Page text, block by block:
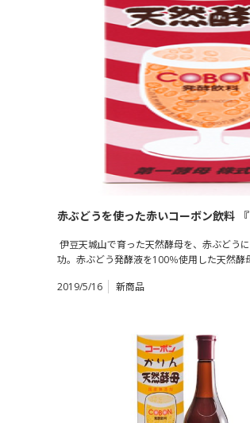
赤ぶどうを使った赤いコーボン飲料 『
伊豆天城山で育った天然酵母を、赤ぶどう
功。赤ぶどう発酵液を100％使用した天然
2019/5/16
新商品